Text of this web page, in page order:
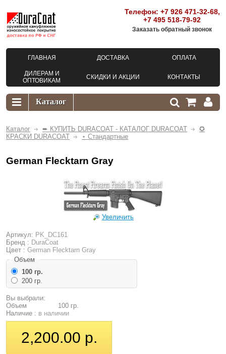
Телефон: +7 926 471-32-68,
+7 495 518-79-92
Заказать обратный звонок
ГЛАВНАЯ ДОСТАВКА ОПЛАТА
ДИЛЕРАМ И
ОПТОВИКАМ
СКИДКИ И АКЦИИ КОНТАКТЫ
Каталог ➨ КУПИТЬ DURACOAT - КАТАЛОГ DURACOAT
✪
КРАСКИ DURACOAT
⋆ Стандартные
German Flecktarn Gray
Увеличить
Артикул: PK_DC161
Бренд : DuraCoat
Цвет : German Flecktarn Gray
Объем
100 гр.
200 гр.
Вы выбрали:
Объем
100 гр.
Наличие : в наличии
2,200.00 р.